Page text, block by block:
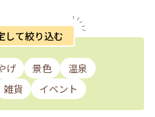
して絞り込む
げ 景色
温泉
雑貨 イベント